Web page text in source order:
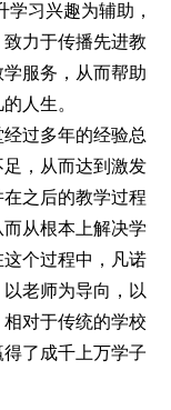
习兴趣为辅助，
力于传播先进教
服务，从而帮助
人生。
过多年的经验总
，从而达到激发
之后的教学过程
从根本上解决学
个过程中，凡诺
老师为导向，以
对于传统的学校
了成千上万学子